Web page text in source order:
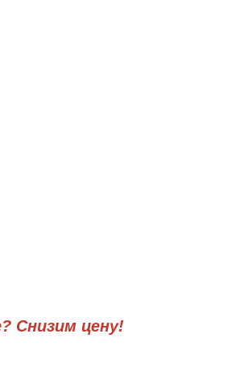
Снизим цену!